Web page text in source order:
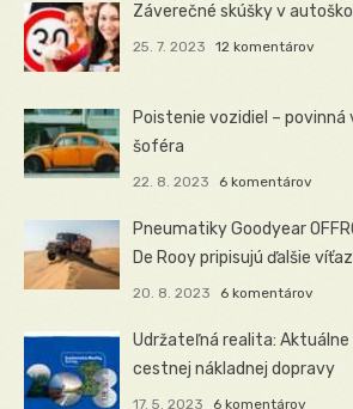
Záverečné skúšky v
25. 7. 2023 12 komentárov
Poistenie vozidiel – povinná
šoféra
22. 8. 2023 6 komentárov
Pneumatiky Goodyear
De Rooy pripisujú ďalšie
20. 8. 2023 6 komentárov
Udržateľná realita:
cestnej nákladnej dopravy
17. 5. 2023 6 komentárov